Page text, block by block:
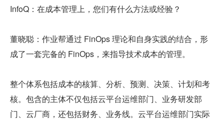
InfoQ：在成本管理上，您们有什么方法或经验？
董晓聪：作业帮通过 FinOps 理论和自身实践的结合，形
成了一套完备的 FinOps，来指导技术成本的管理。
整个体系包括成本的核算、分析、预测、决策、计划和考
核。包含的主体不仅包括云平台运维部门、业务研发部
门、云厂商，还包括财务、业务线。云平台运维部门实际